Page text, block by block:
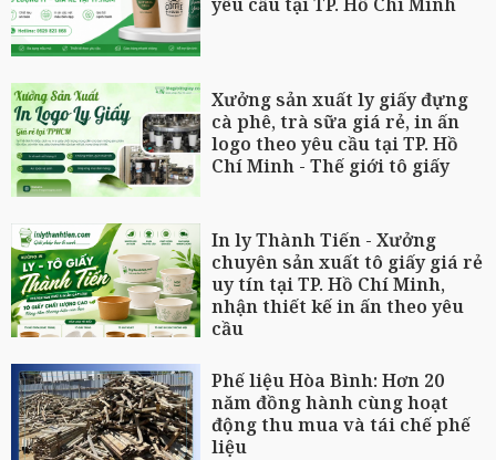
Xưởng sản xuất ly giấy đựng
cà phê, trà sữa giá rẻ, in ấn
logo theo yêu cầu tại TP. Hồ
Chí Minh - Thế giới tô giấy
In ly Thành Tiến - Xưởng
chuyên sản xuất tô giấy giá rẻ
uy tín tại TP. Hồ Chí Minh,
nhận thiết kế in ấn theo yêu
cầu
Phế liệu Hòa Bình: Hơn 20
năm đồng hành cùng hoạt
động thu mua và tái chế phế
liệu